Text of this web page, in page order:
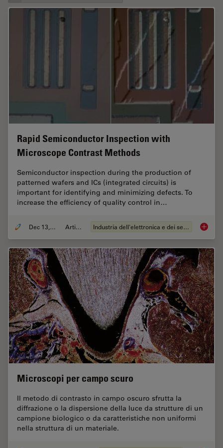
Rapid Semiconductor Inspection with
Microscope Contrast Methods
Semiconductor inspection during the production of
patterned wafers and ICs (integrated circuits) is
important for identifying and minimizing defects. To
increase the efficiency of quality control in…
Dec 13, 2023 Articolo Industria dell'elettronica e dei semiconduttori Rapid
Microscopi per campo scuro
Il metodo di contrasto in campo oscuro sfrutta la
diffrazione o la dispersione della luce da strutture di un
campione biologico o da caratteristiche non uniformi
nella struttura di un materiale.